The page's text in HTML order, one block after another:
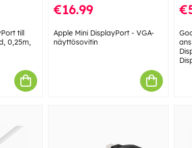
till
0,25m,
€16.99
Apple Mini DisplayPort - VGA-
näyttösovitin